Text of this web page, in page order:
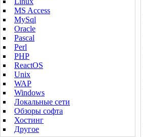
MS Access
MySql
Oracle
Pascal
Perl
PHP
ReactOS
Unix
WAP
Windows
Локальные сети
Обзоры софта
Хостинг
Другое